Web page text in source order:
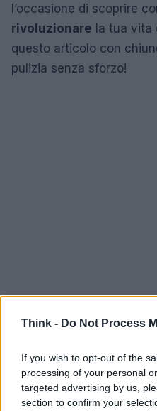
Think - Do Not Process
If you wish to opt-out of the
processing of your personal
targeted advertising by us,
section to confirm your
l’occasione di scoprire
rivoluzionare la tua vita
questo articolo con
pulizia senza sforzo!
AUTORE
Staff